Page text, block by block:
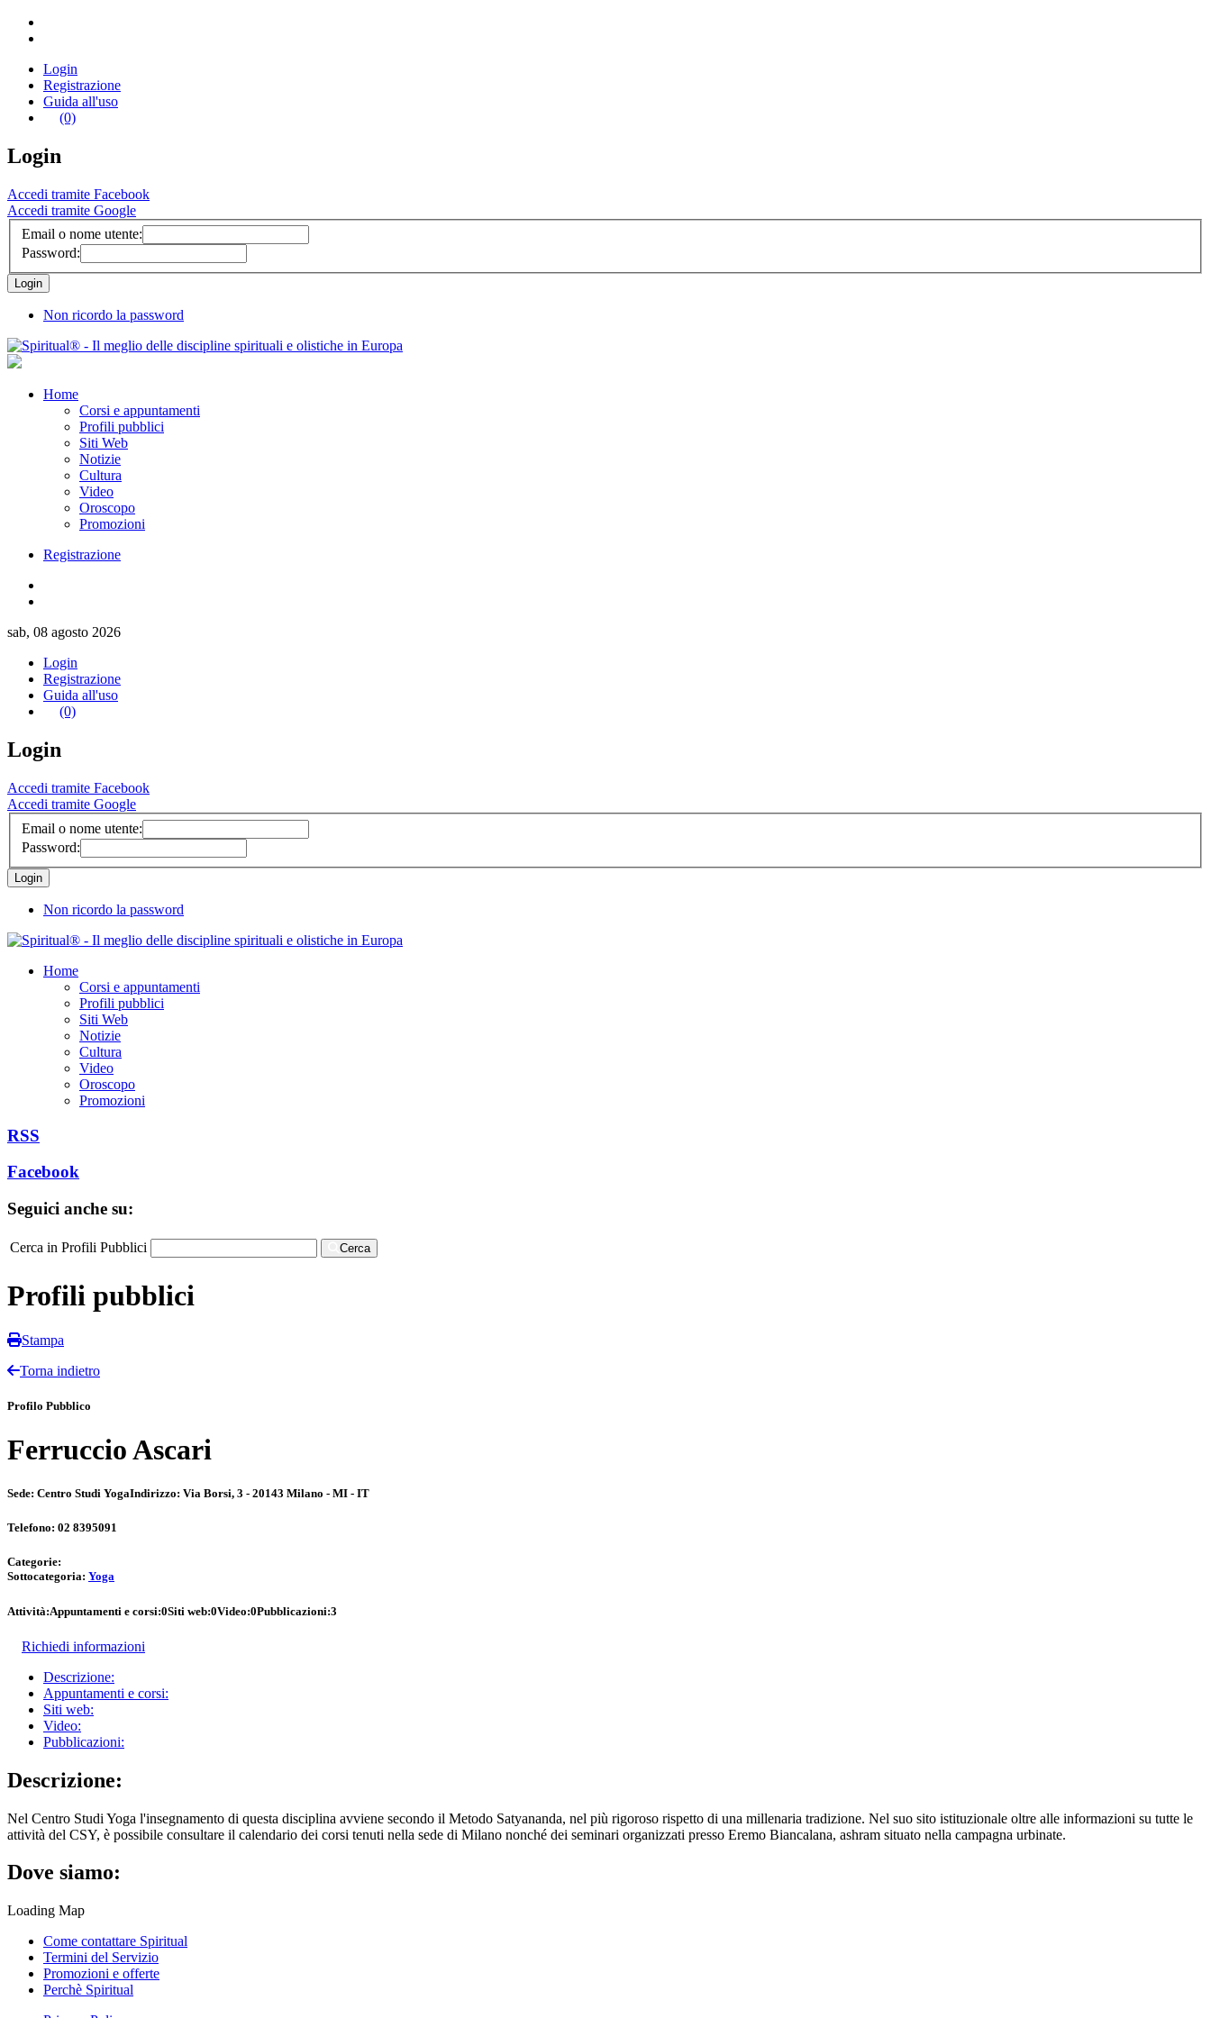
Login
Registrazione
Guida all'uso
(0)
Login
Accedi tramite Facebook
Accedi tramite Google
Email o nome utente:
Password:
Non ricordo la password
Home
Corsi e appuntamenti
Profili pubblici
Siti Web
Notizie
Cultura
Video
Oroscopo
Promozioni
Registrazione
sab, 08 agosto 2026
Login
Registrazione
Guida all'uso
(0)
Login
Accedi tramite Facebook
Accedi tramite Google
Email o nome utente:
Password:
Non ricordo la password
Home
Corsi e appuntamenti
Profili pubblici
Siti Web
Notizie
Cultura
Video
Oroscopo
Promozioni
RSS
Facebook
Seguici anche su:
Cerca in Profili Pubblici Cerca
Profili pubblici
Stampa
Torna indietro
Profilo Pubblico
Ferruccio Ascari
Sede: Centro Studi YogaIndirizzo: Via Borsi, 3 - 20143 Milano - MI - IT
Telefono: 02 8395091
Categorie:
Sottocategoria: Yoga
Attività:Appuntamenti e corsi:0Siti web:0Video:0Pubblicazioni:3
Richiedi informazioni
Descrizione:
Appuntamenti e corsi:
Siti web:
Video:
Pubblicazioni:
Descrizione:
Nel Centro Studi Yoga l'insegnamento di questa disciplina avviene secondo il Metodo Satyananda, nel più rigoroso rispetto di una millenaria tradizione. Nel suo sito istituzionale oltre alle informazioni su tutte le
attività del CSY, è possibile consultare il calendario dei corsi tenuti nella sede di Milano nonché dei seminari organizzati presso Eremo Biancalana, ashram situato nella campagna urbinate.
Dove siamo:
Loading Map
Come contattare Spiritual
Termini del Servizio
Promozioni e offerte
Perchè Spiritual